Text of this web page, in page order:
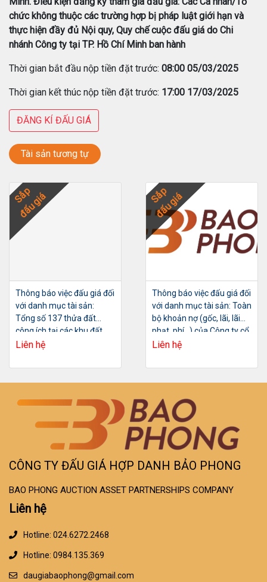
chức không thuộc các trường hợp bị pháp luật giới hạn và
thực hiện đầy đủ Nội quy, Quy chế cuộc đấu giá do Chi
nhánh Công ty tại TP. Hồ Chí Minh ban hành
Thời gian bắt đầu nộp tiền đặt trước: 08:00 05/03/2025
Thời gian kết thúc nộp tiền đặt trước: 17:00 17/03/2025
ĐĂNG KÍ ĐẤU GIÁ
Tài sản tương tự
Sắp
đấu giá
Thông báo việc đấu giá đối
với danh mục tài sản:
Tổng số 137 thửa đất
công ích tại các khu đất
đấu giá trên địa bàn
Liên hệ
Sắp
đấu giá
Thông báo việc đấu giá đối
với danh mục tài sản: Toàn
bộ khoản nợ (gốc, lãi, lãi
phạt, phí…) của Công ty cổ
phần Lilama 69-1
Liên hệ
CÔNG TY ĐẤU GIÁ HỢP DANH BẢO PHONG
BAO PHONG AUCTION ASSET PARTNERSHIPS COMPANY
Liên hệ
Hotline: 024.6272.2468
Hotline: 0984.135.369
daugiabaophong@gmail.com